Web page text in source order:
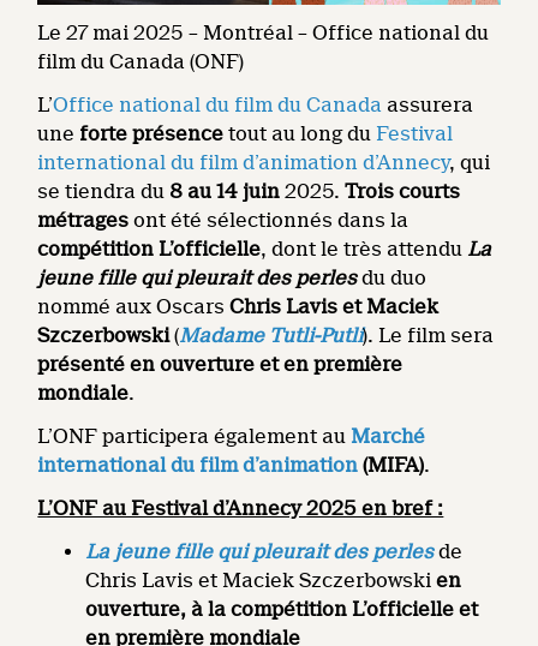
Le 27 mai 2025 – Montréal – Office national du
film du Canada (ONF)
L’Office national du film du Canada assurera
une forte présence tout au long du Festival
international du film d’animation d’Annecy, qui
se tiendra du 8 au 14 juin2025.Trois courts
métrages ont été sélectionnés dans la
compétition L’officielle, dont le très attendu La
jeune fille qui pleurait des perlesdu duo
nommé aux OscarsChris Lavis et Maciek
Szczerbowski(Madame Tutli-Putli). Le film sera
présenté en ouverture et en première
mondiale.
L’ONF participera également au Marché
international du film d’animation (MIFA).
L’ONF au Festival d’Annecy 2025 en bref :
La jeune fille qui pleurait des perlesde
Chris Lavis et Maciek Szczerbowskien
ouverture, à la compétition L’officielle et
en première mondiale